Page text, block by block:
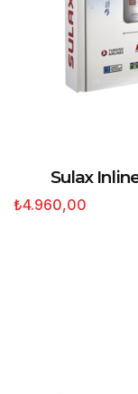
Sulax
₺4.960,00